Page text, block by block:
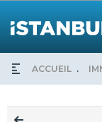
ACCUEIL